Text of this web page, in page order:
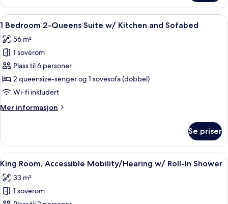
Microwave
2
Queen
Beds
Refrigerator
&
Microwave
Åpne
alle
bildene
av
1
Bedroom
2-
Suite
and
Sofabed
En 42-tommers LCD-TV med kabel-
5
1 Bedroom 2-Queens Suite w/ Kitchen and Sofabed
56 m²
1 soverom
Plass til 6 personer
2 queensize-senger og 1 sovesofa (dobbel)
Wi-fi inkludert
Mer informasjon
Mer
Bedroom
2-
Queens
Suite
w/
Kitchen
and
Se priser
Åpne
alle
bildene
av
Allergitestet sengetøy, dundyner,
5
King Room, Accessible Mobility/Hearing w/ Roll-In Shower
33 m²
1 soverom